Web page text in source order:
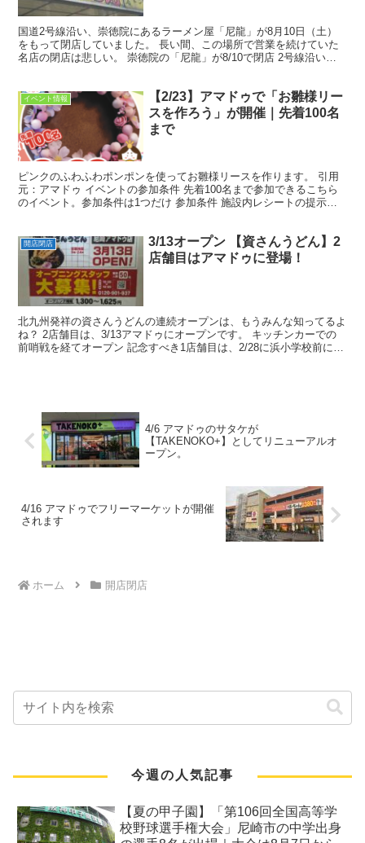
国道2号線沿い、崇徳院にあるラーメン屋「尼龍」が8月10日（土）
をもって閉店していました。 長い間、この場所で営業を続けていた
名店の閉店は悲しい。 崇徳院の「尼龍」が8/10で閉店 2号線沿いを
イベント情報
【2/23】アマドゥで「お雛様リー
スを作ろう」が開催｜先着100名
まで
ピンクのふわふわポンポンを使ってお雛様リースを作ります。 引用
元：アマドゥ イベントの参加条件 先着100名まで参加できるこちら
のイベント。参加条件は1つだけ 参加条件 施設内レシートの提示
開店閉店
3/13オープン 【資さんうどん】2
店舗目はアマドゥに登場！
北九州発祥の資さんうどんの連続オープンは、もうみんな知ってるよ
ね？ 2店舗目は、3/13アマドゥにオープンです。 キッチンカーでの
前哨戦を経てオープン 記念すべき1店舗目は、2/28に浜小学校前にオ
4/6 アマドゥのサタケが
【TAKENOKO+】としてリニューアルオ
ープン。
4/16 アマドゥでフリーマーケットが開催
されます
ホーム 開店閉店
今週の人気記事
【夏の甲子園】「第106回全国高等学
校野球選手権大会」尼崎市の中学出身